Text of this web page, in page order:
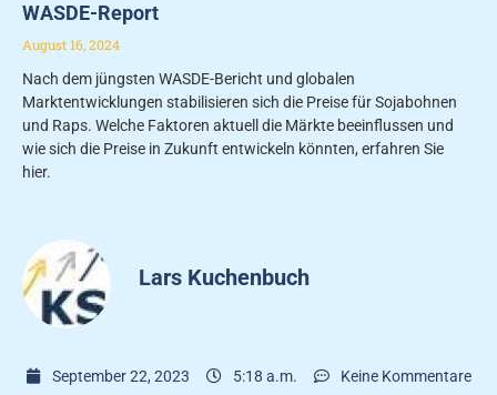
WASDE-Report
August 16, 2024
Nach dem jüngsten WASDE-Bericht und globalen
Marktentwicklungen stabilisieren sich die Preise für Sojabohnen
und Raps. Welche Faktoren aktuell die Märkte beeinflussen und
wie sich die Preise in Zukunft entwickeln könnten, erfahren Sie
hier.
Lars Kuchenbuch
September 22, 2023 5:18 a.m.
Keine Kommentare